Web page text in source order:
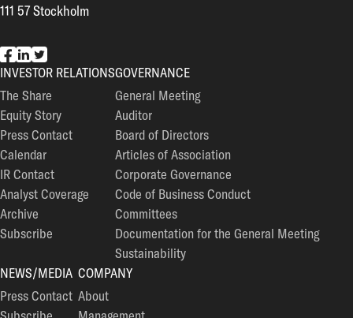
111 57 Stockholm
EG7 on Facebook
EG7 on LinkedIn
EG7 on Twitter
INVESTOR RELATIONS
The Share
Equity Story
Press Contact
Calendar
IR Contact
Analyst Coverage
Archive
Subscribe
GOVERNANCE
General Meeting
Auditor
Board of Directors
Articles of Association
Corporate Governance
Code of Business Conduct
Committees
Documentation for the General Meeting
Sustainability
NEWS/MEDIA
Press Contact
COMPANY
About